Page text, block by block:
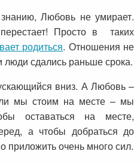
Любовь не умирает.
Просто в таких
родиться. Отношения не
сдались раньше срока.
вниз. А Любовь –
мы стоим на месте – мы
оставаться на месте,
а чтобы добраться до
очень много сил.